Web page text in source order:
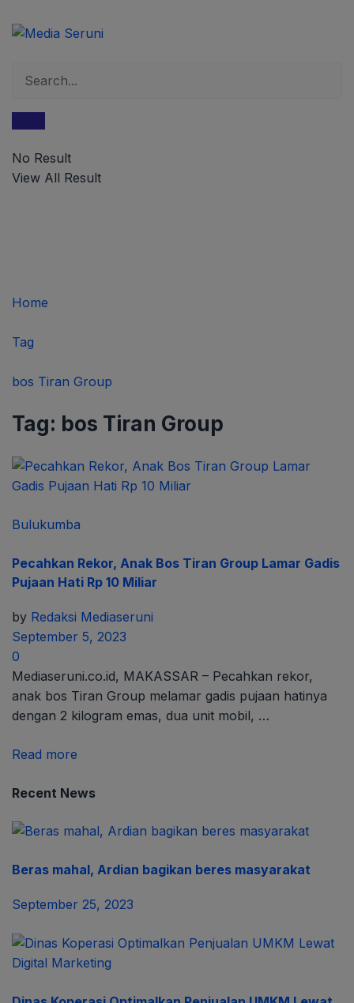
No Result
View All Result
Home
Tag
bos Tiran Group
Tag: bos Tiran Group
Bulukumba
Pecahkan Rekor, Anak Bos Tiran Group Lamar Gadis
Pujaan Hati Rp 10 Miliar
by Redaksi Mediaseruni
September 5, 2023
0
Mediaseruni.co.id, MAKASSAR – Pecahkan rekor,
anak bos Tiran Group melamar gadis pujaan hatinya
dengan 2 kilogram emas, dua unit mobil, …
Read more
Recent News
Beras mahal, Ardian bagikan beres masyarakat
September 25, 2023